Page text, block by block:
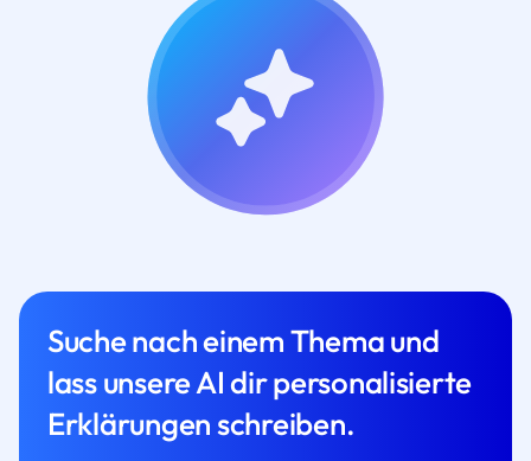
Suche nach einem Thema und
lass unsere AI dir personalisierte
Erklärungen schreiben.